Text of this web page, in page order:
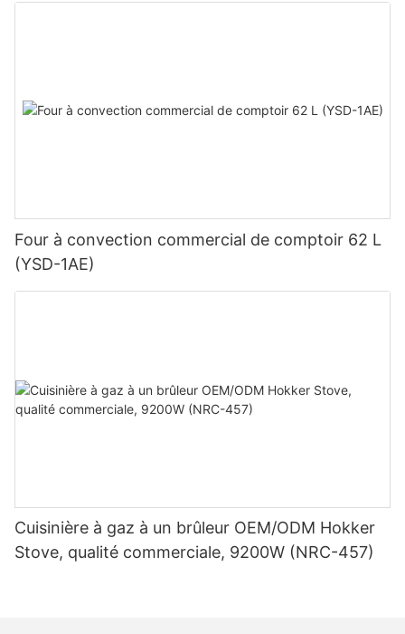
Four à convection commercial de comptoir 62 L
(YSD-1AE)
Cuisinière à gaz à un brûleur OEM/ODM Hokker
Stove, qualité commerciale, 9200W (NRC-457)